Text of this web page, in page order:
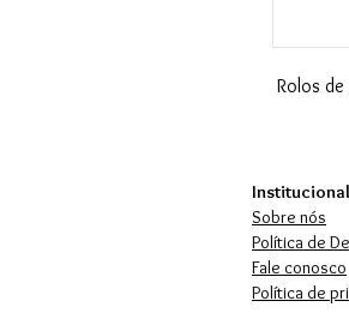
Rolos
Institucional
Sobre nós
Política de
Fale conosco
Política de